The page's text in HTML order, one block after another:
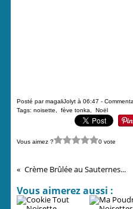
Posté par magaliJolyt à 06:47 -
Tags: noisette fève tonka Noël
Vous aimez ? 0 vote
Crème Brûlée au Sauternes...
Vous aimerez aussi :